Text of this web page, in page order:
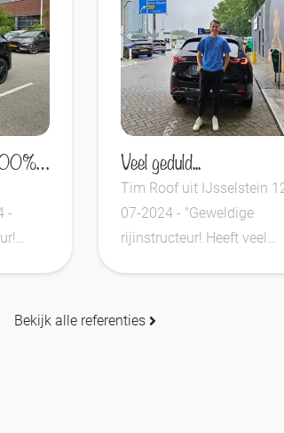
Zorgt ervoor dat je 100% klaar bent voor je examen
-
Veel geduld...
Tim Roof uit IJsselstein
07-2024 - "Geweldige
rijinstructeur! Heeft veel
Bekijk alle referenties